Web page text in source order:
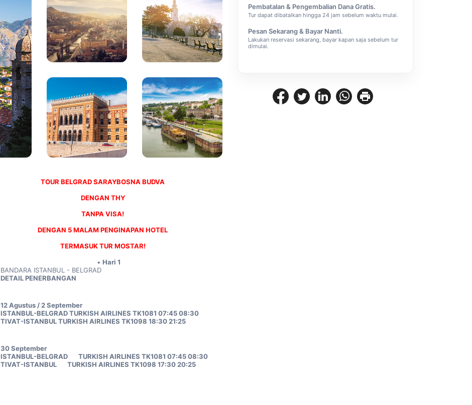
TOUR BELGRAD SARAYBOSNA BUDVA
DENGAN THY
TANPA VISA!
DENGAN 5 MALAM PENGINAPAN HOTEL
TERMASUK TUR MOSTAR!
Hari 1
BANDARA ISTANBUL - BELGRAD
DETAIL PENERBANGAN
12 Agustus / 2 September
ISTANBUL-BELGRAD TURKISH AIRLINES TK1081 07:45 08:30
TIVAT-ISTANBUL TURKISH AIRLINES TK1098 18:30 21:25
30 September
ISTANBUL-BELGRAD       TURKISH AIRLINES TK1081 07:45 08:30
TIVAT-ISTANBUL       TURKISH AIRLINES TK1098 17:30 20:25
Pembatalan & Pengembalian Dana Gratis.
Tur dapat dibatalkan hingga 24 jam sebelum waktu mulai.
Pesan Sekarang & Bayar Nanti.
Lakukan reservasi sekarang, bayar kapan saja sebelum tur
dimulai.